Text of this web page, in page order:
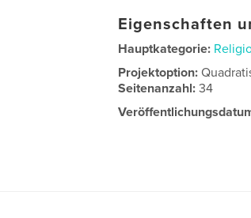
Eigenschaften
Hauptkategorie:
Projektoption:
Seitenanzahl:34